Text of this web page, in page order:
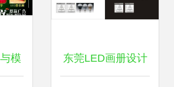
模 东莞LED画册设计